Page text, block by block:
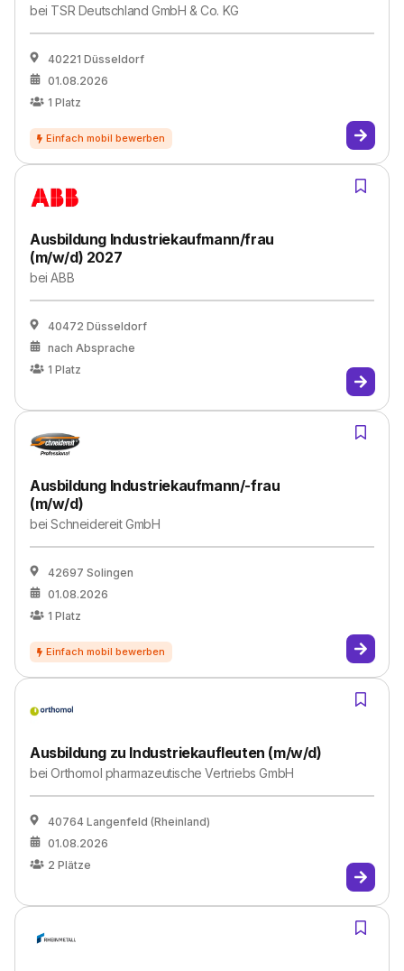
bei TSR Deutschland GmbH & Co. KG
40221 Düsseldorf
01.08.2026
1 Platz
Ausbildung Industriekaufmann/frau
(m/w/d) 2027
beiABB
40472 Düsseldorf
nach Absprache
1 Platz
Ausbildung Industriekaufmann/-frau
(m/w/d)
beiSchneidereit GmbH
42697 Solingen
01.08.2026
1 Platz
Ausbildung zu Industriekaufleuten (m/w/d)
beiOrthomol pharmazeutische Vertriebs GmbH
40764 Langenfeld (Rheinland)
01.08.2026
2 Plätze